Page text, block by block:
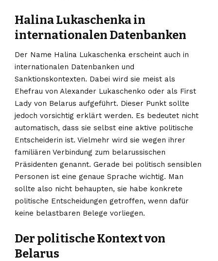
Halina Lukaschenka in
internationalen Datenbanken
Der Name Halina Lukaschenka erscheint auch in
internationalen Datenbanken und
Sanktionskontexten. Dabei wird sie meist als
Ehefrau von Alexander Lukaschenko oder als First
Lady von Belarus aufgeführt. Dieser Punkt sollte
jedoch vorsichtig erklärt werden. Es bedeutet nicht
automatisch, dass sie selbst eine aktive politische
Entscheiderin ist. Vielmehr wird sie wegen ihrer
familiären Verbindung zum belarussischen
Präsidenten genannt. Gerade bei politisch sensiblen
Personen ist eine genaue Sprache wichtig. Man
sollte also nicht behaupten, sie habe konkrete
politische Entscheidungen getroffen, wenn dafür
keine belastbaren Belege vorliegen.
Der politische Kontext von
Belarus